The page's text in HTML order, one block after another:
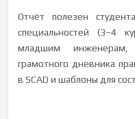
Отчёт полезен
специальностей (3–4
младшим
грамотного дневника
в SCAD и шаблоны для